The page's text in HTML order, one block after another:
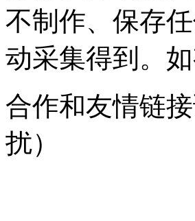
不制作、保存
动采集得到。
合作和友情链
扰）